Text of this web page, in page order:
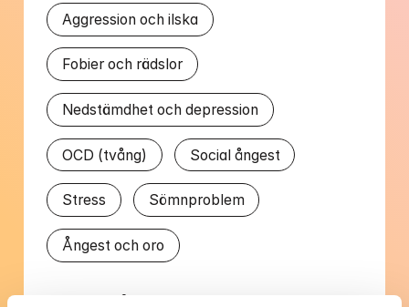
Aggression och ilska
Fobier och rädslor
Nedstämdhet och depression
OCD (tvång) Social ångest
Stress Sömnproblem
Ångest och oro